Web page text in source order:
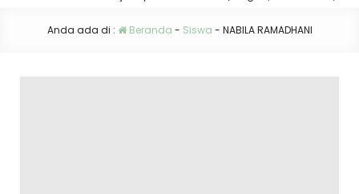
Anda ada di : Beranda - Siswa - NABILA RAMADHANI